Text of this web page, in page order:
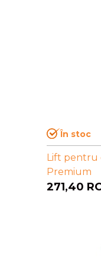
În stoc
Lift pentru
Premium
271,40